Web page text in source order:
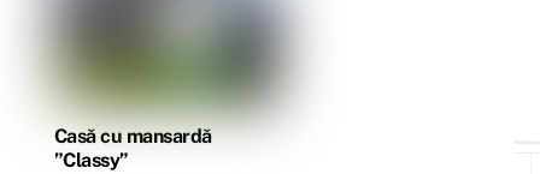
Casă cu mansardă
”Classy”